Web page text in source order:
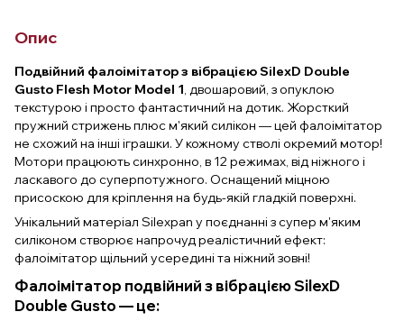
Опис
Подвійний фалоімітатор з вібрацією SilexD Double
Gusto Flesh Motor Model 1, двошаровий, з опуклою
текстурою і просто фантастичний на дотик. Жорсткий
пружний стрижень плюс м'який силікон — цей фалоімітатор
не схожий на інші іграшки. У кожному стволі окремий мотор!
Мотори працюють синхронно, в 12 режимах, від ніжного і
ласкавого до суперпотужного. Оснащений міцною
присоскою для кріплення на будь-якій гладкій поверхні.
Унікальний матеріал Silexpan у поєднанні з супер м'яким
силіконом створює напрочуд реалістичний ефект:
фалоімітатор щільний усередині та ніжний зовні!
Фалоімітатор подвійний з вібрацією SilexD
Double Gusto — це: